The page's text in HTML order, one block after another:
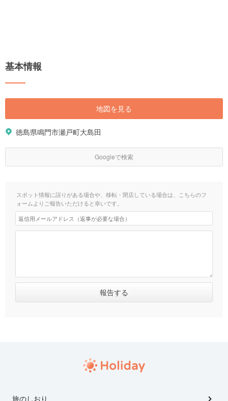
基本情報
地図を見る
徳島県鳴門市瀬戸町大島田
Googleで検索
スポット情報に誤りがある場合や、移転・閉店している場合は、こちらのフ
ォームよりご報告いただけると幸いです。
旅のしおり